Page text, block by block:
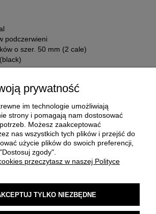
podczerwieni
o szer. 50 mm (2 cale)
O FIRMIE
prywatność
im technologie umożliwiają
strony i pomagają nam dostosować
Możesz zaakceptować
nas wszystkich tych plików i przejść do
użycie plików do swoich preferencji,
zgody".
przeczytasz w naszej Polityce
TYLKO NIEZBĘDNE